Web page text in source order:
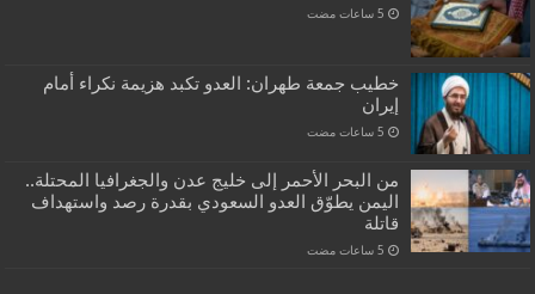
خطيب جمعة طهران: العدو تكبد هزيمة نكراء أمام
إيران
من البحر الأحمر إلى خليج عدن والجغرافيا المحتلة..
اليمن يطوّق العدو السعودي بقدرة رصد واستهداف
قاتلة